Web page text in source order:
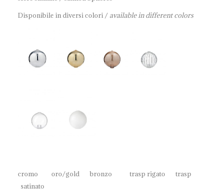
Disponibile in diversi colori / available in different colors
cromo oro/gold bronzo trasp rigato trasp
satinato